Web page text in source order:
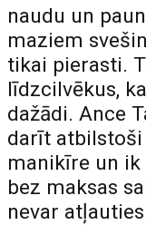
naudu un
maziem
tikai pierasti.
līdzcilvēkus,
dažādi. Ance
darīt
manikīre un ik
bez maksas
nevar